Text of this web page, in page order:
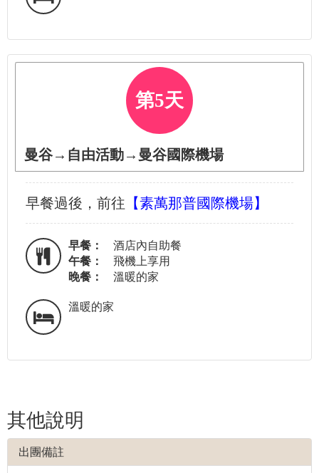
第5天
曼谷→自由活動→曼谷國際機場
早餐過後，前往 【素萬那普國際機場】
早餐：
酒店內自助餐
午餐：
飛機上享用
晚餐：
溫暖的家
溫暖的家
其他說明
出團備註